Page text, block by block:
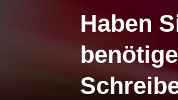
Haben